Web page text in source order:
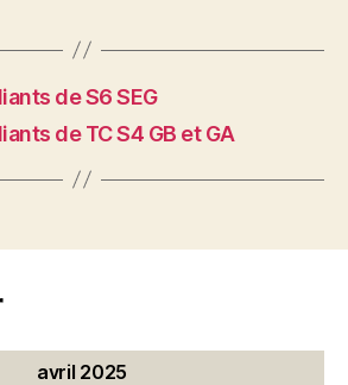
de S6 SEG
de TC S4 GB et GA
avril 2025